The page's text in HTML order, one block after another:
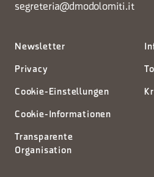
segreteria@dmodolomiti.it
Newsletter
Privacy
Cookie-Einstellungen
Cookie-Informationen
Transparente
Organisation